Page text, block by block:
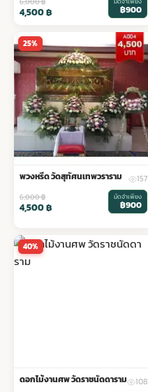
4,500฿ ฿900
25%
พวงหรีด วัดสุทัศนเทพวราราม 157
6,000฿
4,500฿
มัดจำเพียง
฿900
40%
ดอกไม้งานศพ วัดราชนัดดาราม 108